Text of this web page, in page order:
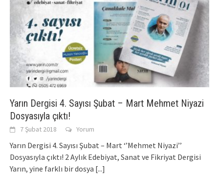
Yarın Dergisi 4. Sayısı Şubat – Mart Mehmet Niyazi
Dosyasıyla çıktı!
7 Şubat 2018 Yorum
Yarın Dergisi 4. Sayısı Şubat – Mart ‘’Mehmet Niyazi’’
Dosyasıyla çıktı! 2 Aylık Edebiyat, Sanat ve Fikriyat Dergisi
Yarın, yine farklı bir dosya [...]